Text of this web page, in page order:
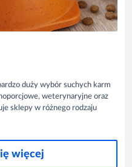
duży wybór suchych karm
weterynaryjne oraz
sklepy w różnego rodzaju
więcej